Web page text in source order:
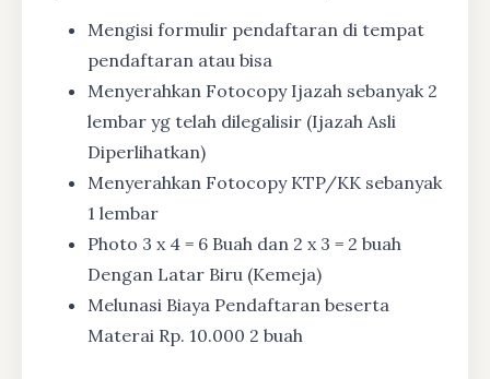
Mengisi formulir pendaftaran di tempat
pendaftaran atau bisa
Menyerahkan Fotocopy Ijazah sebanyak 2
lembar yg telah dilegalisir (Ijazah Asli
Diperlihatkan)
Menyerahkan Fotocopy KTP/KK sebanyak
1 lembar
Photo 3 x 4 = 6 Buah dan 2 x 3 = 2 buah
Dengan Latar Biru (Kemeja)
Melunasi Biaya Pendaftaran beserta
Materai Rp. 10.000 2 buah